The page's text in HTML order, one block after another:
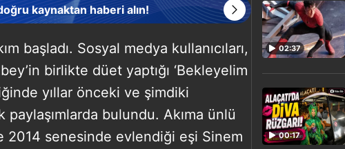
kaynaktan haberi alın!
başladı. Sosyal medya kullanıcıları,
birlikte düet yaptığı ‘Bekleyelim
yıllar önceki ve şimdiki
bulundu. Akıma ünlü
2014 senesinde evlendiği eşi Sinem
02:37
00:17